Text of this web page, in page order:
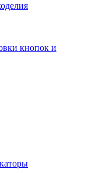
кнопок и